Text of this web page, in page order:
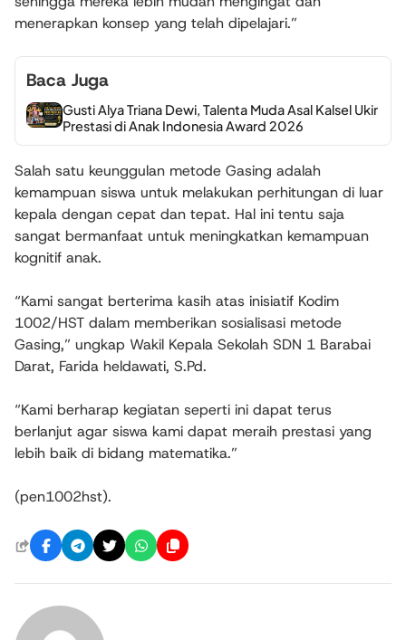
menerapkan konsep yang telah dipelajari.”
Baca Juga
Gusti Alya Triana Dewi, Talenta Muda Asal Kalsel Ukir
Prestasi di Anak Indonesia Award 2026
Salah satu keunggulan metode Gasing adalah
kemampuan siswa untuk melakukan perhitungan di luar
kepala dengan cepat dan tepat. Hal ini tentu saja
sangat bermanfaat untuk meningkatkan kemampuan
kognitif anak.
“Kami sangat berterima kasih atas inisiatif Kodim
1002/HST dalam memberikan sosialisasi metode
Gasing,” ungkap Wakil Kepala Sekolah SDN 1 Barabai
Darat, Farida heldawati, S.Pd.
“Kami berharap kegiatan seperti ini dapat terus
berlanjut agar siswa kami dapat meraih prestasi yang
lebih baik di bidang matematika.”
(pen1002hst).